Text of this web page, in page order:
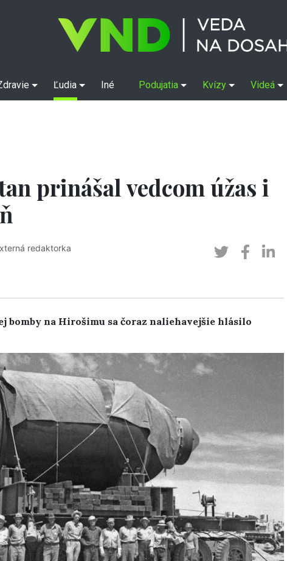
Ľudia Iné Podujatia Kvízy Videá
prinášal vedcom úžas i
redaktorka
bomby na Hirošimu sa čoraz naliehavejšie hlásilo